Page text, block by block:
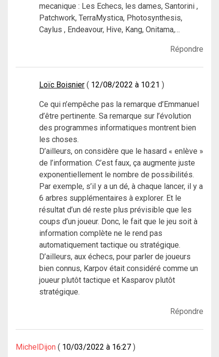
mecanique : Les Echecs, les dames, Santorini ,
Patchwork, TerraMystica, Photosynthesis,
Caylus , Endeavour, Hive, Kang, Onitama,…
Répondre
Loïc Boisnier 12/08/2022 à 10:21
Ce qui n’empêche pas la remarque d’Emmanuel
d’être pertinente. Sa remarque sur l’évolution
des programmes informatiques montrent bien
les choses.
D’ailleurs, on considère que le hasard « enlève »
de l’information. C’est faux, ça augmente juste
exponentiellement le nombre de possibilités.
Par exemple, s’il y a un dé, à chaque lancer, il y a
6 arbres supplémentaires à explorer. Et le
résultat d’un dé reste plus prévisible que les
coups d’un joueur. Donc, le fait que le jeu soit à
information complète ne le rend pas
automatiquement tactique ou stratégique.
D’ailleurs, aux échecs, pour parler de joueurs
bien connus, Karpov était considéré comme un
joueur plutôt tactique et Kasparov plutôt
stratégique.
Répondre
MichelDijon 10/03/2022 à 16:27